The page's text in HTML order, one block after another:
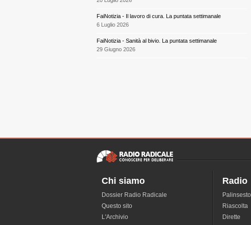
FaiNotizia - Il lavoro di cura. La puntata settimanale
6 Luglio 2026
FaiNotizia - Sanità al bivio. La puntata settimanale
29 Giugno 2026
Chi siamo
Dossier Radio Radicale
Questo sito
L'Archivio
Radio
Palinsesto
Riascolta
Dirette